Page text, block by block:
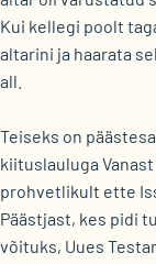
Kui kellegi poolt
altarini ja haarata
all.
Teiseks on
kiituslauluga
prohvetlikult ette
Päästjast, kes pidi
võituks, Uues